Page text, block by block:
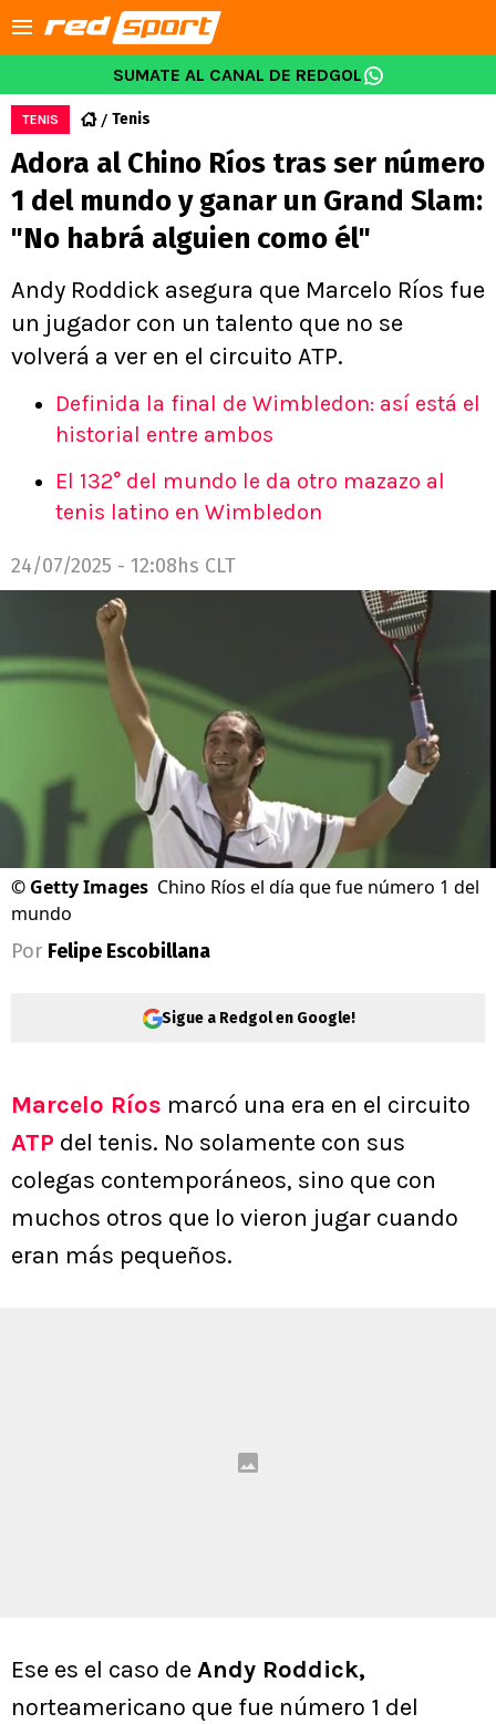
SUMATE AL CANAL DE REDGOL
TENIS Tenis
Adora al Chino Ríos tras ser número
1 del mundo y ganar un Grand Slam:
"No habrá alguien como él"
Andy Roddick asegura que Marcelo Ríos fue
un jugador con un talento que no se
volverá a ver en el circuito ATP.
Definida la final de Wimbledon: así está el
historial entre ambos
El 132° del mundo le da otro mazazo al
tenis latino en Wimbledon
24/07/2025 - 12:08hs CLT
© Getty Images Chino Ríos el día que fue número 1 del
mundo
Por Felipe Escobillana
Sigue a Redgol en Google!
Marcelo Ríos marcó una era en el circuito
ATP del tenis. No solamente con sus
colegas contemporáneos, sino que con
muchos otros que lo vieron jugar cuando
eran más pequeños.
Ese es el caso deAndy Roddick,
norteamericano que fue número 1 del